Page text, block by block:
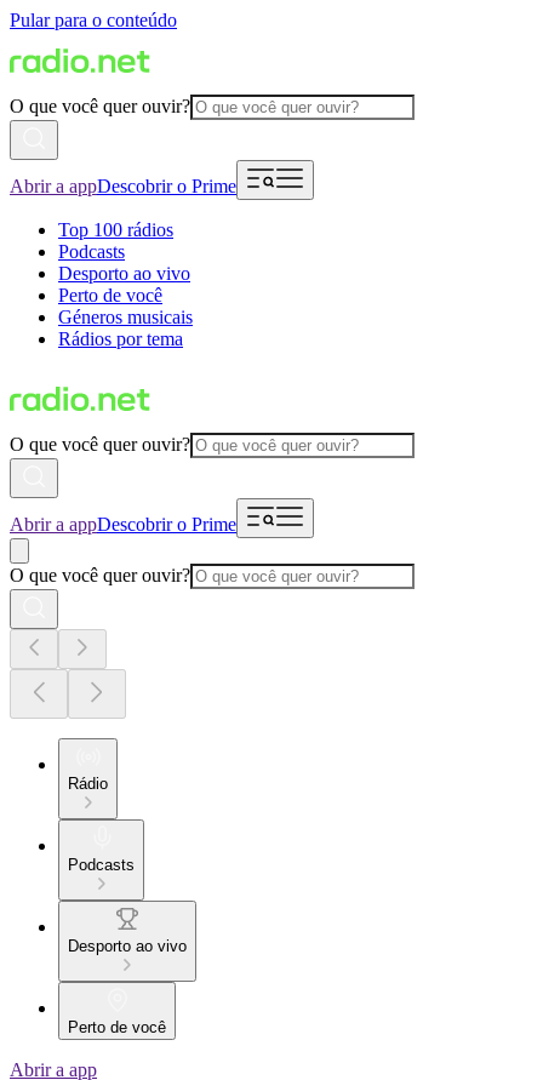
Pular para o conteúdo
O que você quer ouvir?
Abrir a appDescobrir o Prime
Top 100 rádios
Podcasts
Desporto ao vivo
Perto de você
Géneros musicais
Rádios por tema
O que você quer ouvir?
Abrir a appDescobrir o Prime
O que você quer ouvir?
Rádio
Podcasts
Desporto ao vivo
Perto de você
Abrir a app